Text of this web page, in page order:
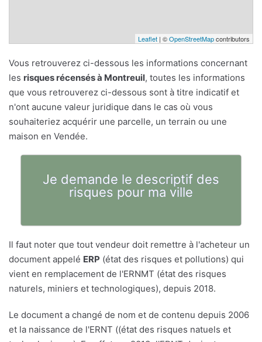
Leaflet | ©OpenStreetMapcontributors
Vous retrouverez ci-dessous les informations concernant
les risques récensés à Montreuil, toutes les informations
que vous retrouverez ci-dessous sont à titre indicatif et
n'ont aucune valeur juridique dans le cas où vous
souhaiteriez acquérir une parcelle, un terrain ou une
maison en Vendée.
Je demande le descriptif des
risques pour ma ville
Il faut noter que tout vendeur doit remettre à l'acheteur un
document appelé ERP (état des risques et pollutions) qui
vient en remplacement de l'ERNMT (état des risques
naturels, miniers et technologiques), depuis 2018.
Le document a changé de nom et de contenu depuis 2006
et la naissance de l'ERNT ((état des risques natuels et